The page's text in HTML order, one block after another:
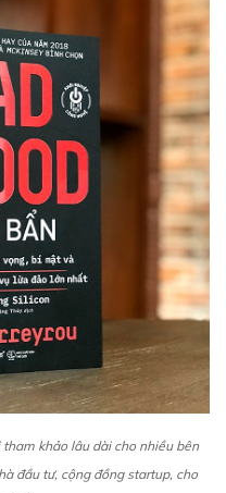
khảo lâu dài cho nhiều bên
đầu tư, cộng đồng startup, cho